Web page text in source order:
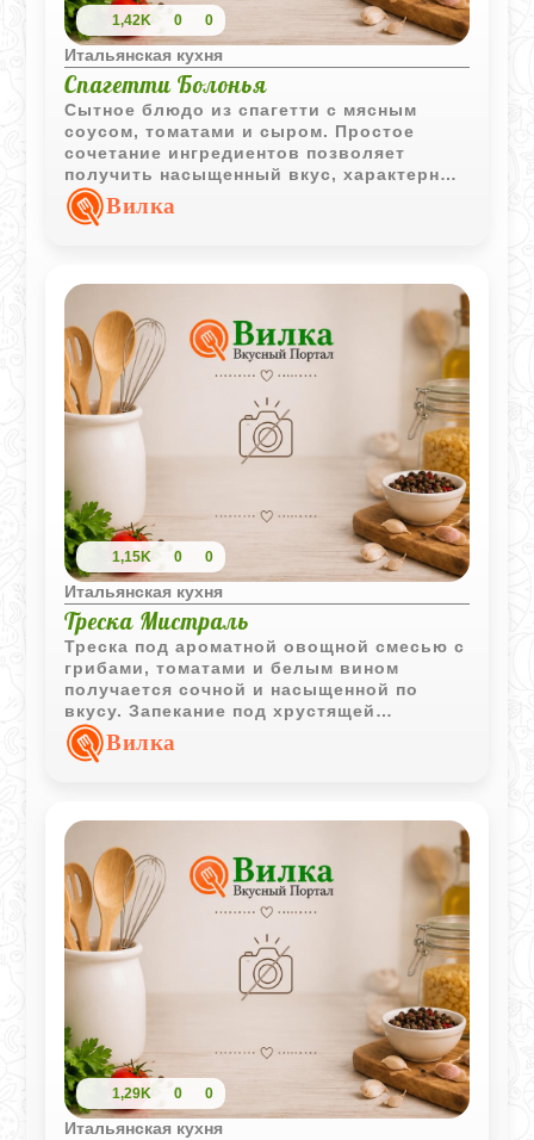
1,42K 0 0
Итальянская кухня
Спагетти Болонья
Сытное блюдо из спагетти с мясным
соусом, томатами и сыром. Простое
сочетание ингредиентов позволяет
получить насыщенный вкус, характерный
для домашних итальянских блюд.
Вилка
1,15K 0 0
Итальянская кухня
Треска Мистраль
Треска под ароматной овощной смесью с
грибами, томатами и белым вином
получается сочной и насыщенной по
вкусу. Запекание под хрустящей
сухарной корочкой делает блюдо
особенно аппетитным.
Вилка
1,29K 0 0
Итальянская кухня